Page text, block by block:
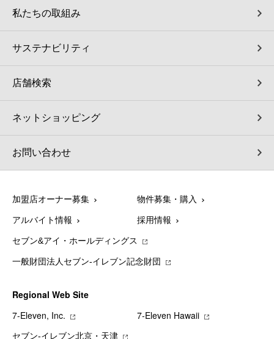
私たちの取組み
サステナビリティ
店舗検索
ネットショッピング
お問い合わせ
加盟店オーナー募集 物件募集・購入
アルバイト情報 採用情報
セブン&アイ・ホールディングス
一般財団法人セブン-イレブン記念財団
Regional Web Site
7‐Eleven, Inc.
7‐Eleven Hawaii
セブン‐イレブン北京・天津